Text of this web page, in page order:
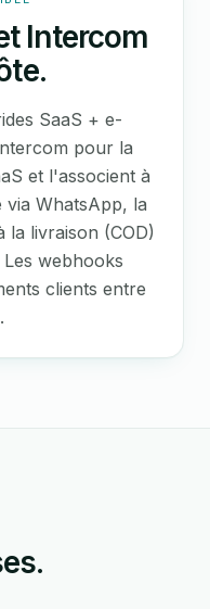
Intercom
SaaS + e-
pour la
et l'associent à
WhatsApp, la
la livraison (COD)
webhooks
clients entre